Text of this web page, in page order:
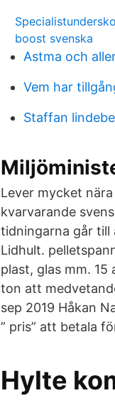
boost svenska
Astma och
Vem har
Staffan
Lever mycket
kvarvarande
tidningarna går till
Lidhult.
plast, glas mm.
ton att
sep 2019 Håkan
” pris” att betala
Hylte